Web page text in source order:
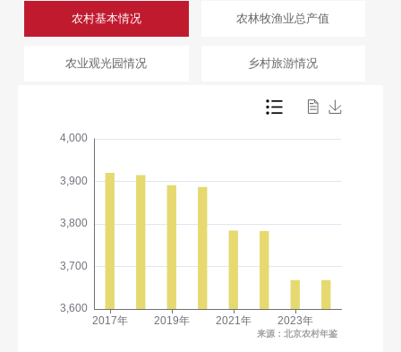
农村基本情况 农林牧渔业总产值
农业观光园情况 乡村旅游情况